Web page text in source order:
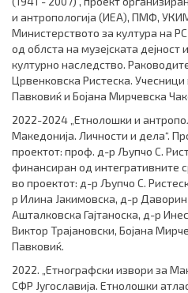
и антропологија (ИЕА), ПМФ,
Министерството за култура на
од облста на музејската
културно наследство.
Црвенковска Ристеска.
Павковиќ и Бојана Мирчевска
2022-2024 „Етнолошки и
Македонија. Личности и дела“.
проектот: проф. д-р Љупчо С.
финансиран од интегративните
во проектот: д-р Љупчо С.
р Илина Јакимовска, д-р
Ашталковска Гајтаноска, д-р
Виктор Трајановски, Бојана
Павковиќ.
2022. „Етнографски извори за
СФР Југославија. Етнолошки